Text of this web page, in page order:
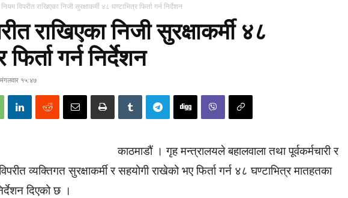
नियम विपरीत राखिएका निजी सुरक्षाकर्मी ४८ घण्टाभित्र फिर्ता गर्न निर्देशन
राखिएका निजी सुरक्षाकर्मी ४८
गर्न निर्देशन
१५:४७
काठमाडौं । गृह मन्त्रालयले बहालवाला तथा पूर्वकर्मचारी र
व्यक्तिगत सुरक्षाकर्मी र सहयोगी राखेको भए फिर्ता गर्न ४८ घण्टाभित्र मातहतका
दिएको छ ।